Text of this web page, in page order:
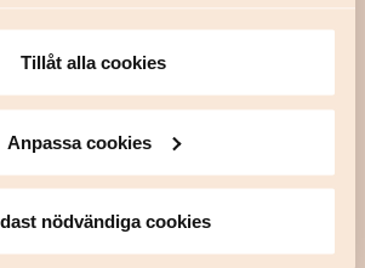
Tillåt alla cookies
Anpassa cookies
nödvändiga cookies